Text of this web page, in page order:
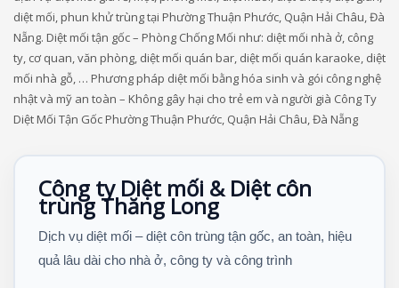
diệt mối, phun khử trùng tại Phường Thuận Phước, Quận Hải Châu, Đà
Nẵng. Diệt mối tận gốc – Phòng Chống Mối như: diệt mối nhà ở, công
ty, cơ quan, văn phòng, diệt mối quán bar, diệt mối quán karaoke, diệt
mối nhà gỗ, … Phương pháp diệt mối bằng hóa sinh và gói công nghệ
nhật và mỹ an toàn – Không gây hại cho trẻ em và người già Công Ty
Diệt Mối Tận Gốc Phường Thuận Phước, Quận Hải Châu, Đà Nẵng
Công ty Diệt mối & Diệt côn
trùng Thăng Long
Dịch vụ diệt mối – diệt côn trùng tận gốc, an toàn, hiệu
quả lâu dài cho nhà ở, công ty và công trình